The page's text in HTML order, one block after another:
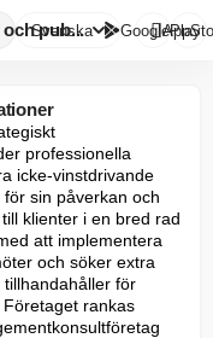
pub...
Svenska GooglePlay

professionella
icke-vinstdrivande
sin påverkan och
klienter i en bred rad
att implementera
och söker extra
för
rankas